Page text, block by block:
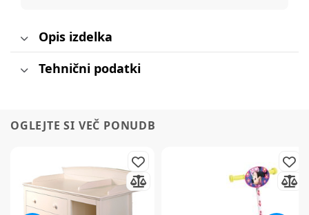
Opis izdelka
Tehnični podatki
OGLEJTE SI VEČ PONUDB